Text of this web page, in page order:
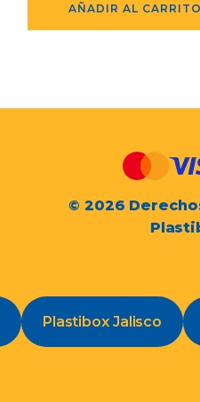
AÑADIR AL CARRITO
© 2026
Plastibox Jalisco